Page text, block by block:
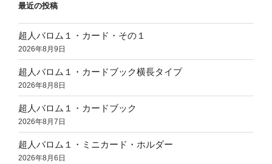
最近の投稿
超人バロム１・カード・その１
2026年8月9日
超人バロム１・カードブック横長タイプ
2026年8月8日
超人バロム１・カードブック
2026年8月7日
超人バロム１・ミニカード・ホルダー
2026年8月6日